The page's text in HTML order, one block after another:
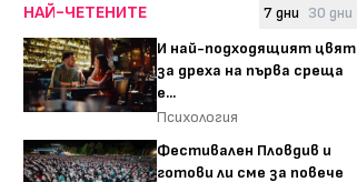
НАЙ-ЧЕТЕНИТЕ 7 дни 30 дни
И най-подходящият цвят
за дреха на първа среща
е...
Психология
Фестивален Пловдив и
готови ли сме за повече